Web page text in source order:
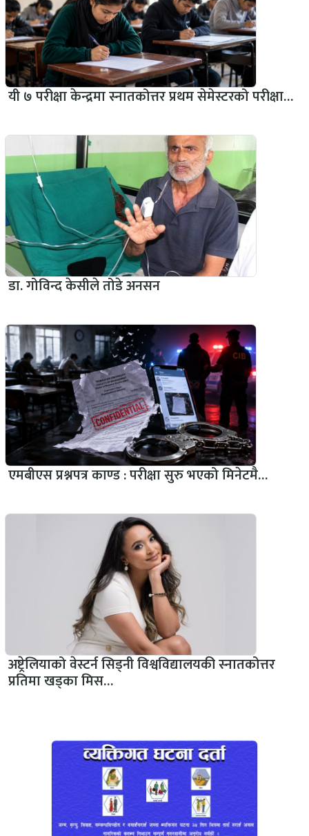
यी ७ परीक्षा केन्द्रमा स्नातकोत्तर प्रथम सेमेस्टरको परीक्षा…
डा. गोविन्द केसीले तोडे अनसन
एमबीएस प्रश्नपत्र काण्ड : परीक्षा सुरु भएको मिनेटमै…
अष्ट्रेलियाको वेस्टर्न सिड्नी विश्वविद्यालयकी स्नातकोत्तर
प्रतिमा खड्का मिस…